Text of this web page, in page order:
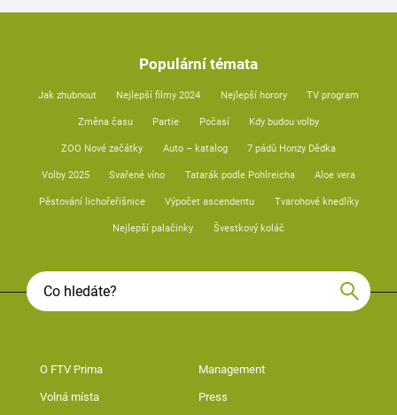
Populární témata
Jak zhubnout Nejlepší filmy 2024 Nejlepší horory TV program
Změna času Partie Počasí Kdy budou volby
ZOO Nové začátky Auto – katalog 7 pádů Honzy Dědka
Volby 2025 Svařené víno Tatarák podle Pohlreicha Aloe vera
Pěstování lichořeřišnice Výpočet ascendentu Tvarohové knedlíky
Nejlepší palačinky Švestkový koláč
O FTV Prima Management
Volná místa Press